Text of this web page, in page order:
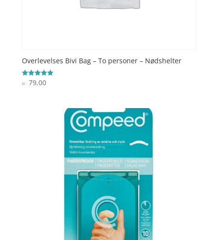
Overlevelses Bivi Bag – To personer – Nødshelter
Vurderet
5
kr.79,00